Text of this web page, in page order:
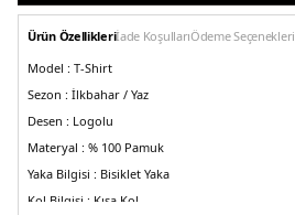
Ürün Özellikleriİade KoşullarıÖdeme Seçenekleri
Model : T-Shirt
Sezon : İlkbahar / Yaz
Desen : Logolu
Materyal : % 100 Pamuk
Yaka Bilgisi : Bisiklet Yaka
Kol Bilgisi : Kısa Kol